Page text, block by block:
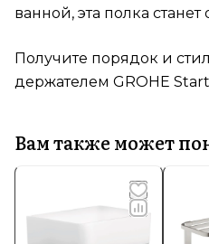
ванной, эта полка
Получите порядок и
держателем GROHE
Вам также может